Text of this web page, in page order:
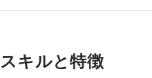
スキルと特徴